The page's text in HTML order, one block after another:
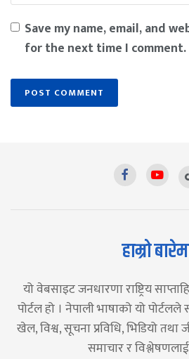
Save my name, email, and
for the next time I comment.
हाम्रो
यो वेबसाइट जनधारणा राष्ट्रिय
पोर्टल हो । नेपाली भाषाको यो पोर्टलले
खेल, विश्व, सूचना प्रविधि, भिडियो
समाचार र